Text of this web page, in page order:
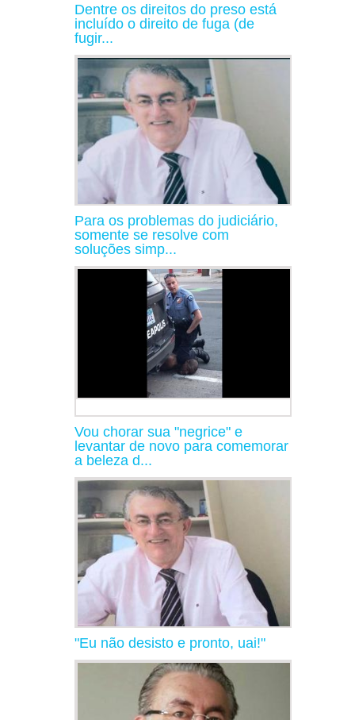
Dentre os direitos do preso está
incluído o direito de fuga (de
fugir...
Para os problemas do judiciário,
somente se resolve com
soluções simp...
Vou chorar sua "negrice" e
levantar de novo para comemorar
a beleza d...
"Eu não desisto e pronto, uai!"